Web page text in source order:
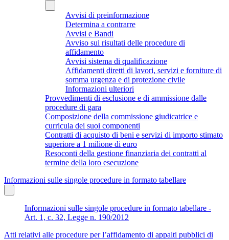
Avvisi di preinformazione
Determina a contrarre
Avvisi e Bandi
Avviso sui risultati delle procedure di
affidamento
Avvisi sistema di qualificazione
Affidamenti diretti di lavori, servizi e forniture di
somma urgenza e di protezione civile
Informazioni ulteriori
Provvedimenti di esclusione e di ammissione dalle
procedure di gara
Composizione della commissione giudicatrice e
curricula dei suoi componenti
Contratti di acquisto di beni e servizi di importo stimato
superiore a 1 milione di euro
Resoconti della gestione finanziaria dei contratti al
termine della loro esecuzione
Informazioni sulle singole procedure in formato tabellare
Informazioni sulle singole procedure in formato tabellare -
Art. 1, c. 32, Legge n. 190/2012
Atti relativi alle procedure per l’affidamento di appalti pubblici di